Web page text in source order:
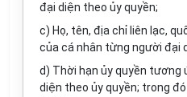
đại diện theo ủy quyền;
c) Họ, tên, địa chỉ liên lạc,
của cá nhân từng người đại
d) Thời hạn ủy quyền tương
diện theo ủy quyền; trong